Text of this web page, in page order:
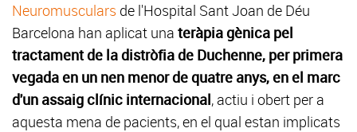
Neuromusculars de l'Hospital Sant Joan de Déu
Barcelona han aplicat una teràpia gènica pel
tractament de la distròfia de Duchenne, per primera
vegada en un nen menor de quatre anys, en el marc
d'un assaig clínic internacional, actiu i obert per a
aquesta mena de pacients, en el qual estan implicats